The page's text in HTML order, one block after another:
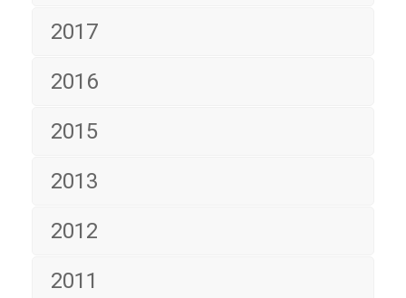
2017
2016
2015
2013
2012
2011